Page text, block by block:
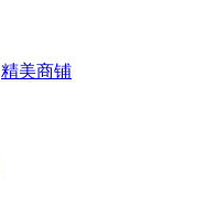
精美商铺